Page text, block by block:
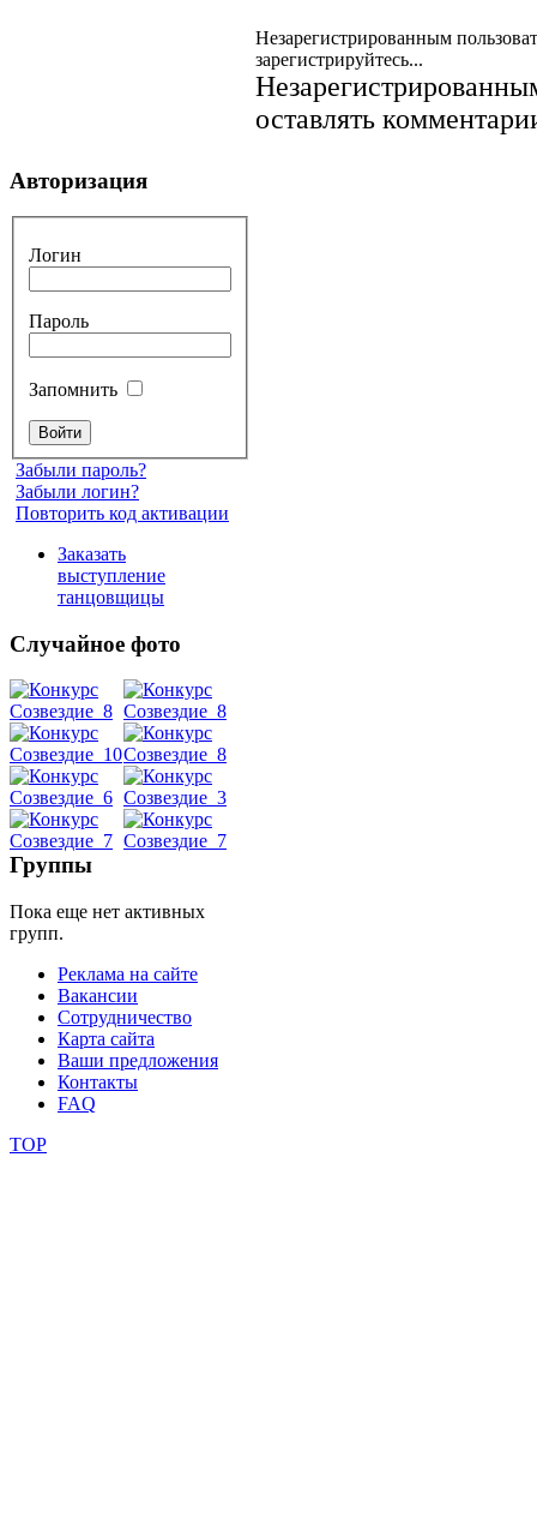
Незарегистрированным
зарегистрируйтесь...
оставлять
Авторизация
Логин
Пароль
Запомнить
Забыли пароль?
Забыли логин?
Повторить код активации
Заказать
выступление
танцовщицы
Случайное фото
Группы
Пока еще нет активных
групп.
Реклама на сайте
Вакансии
Сотрудничество
Карта сайта
Ваши предложения
Контакты
FAQ
TOP